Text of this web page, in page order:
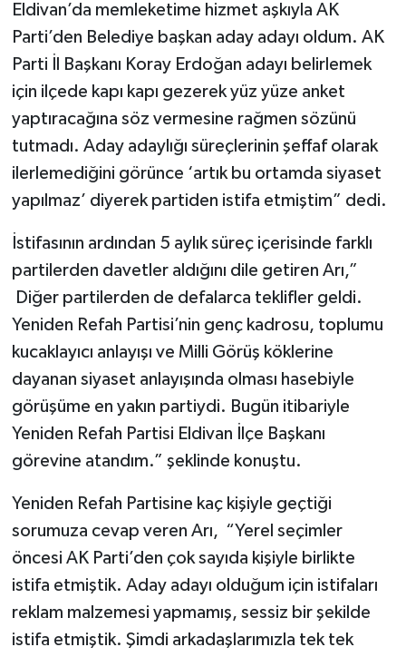
Eldivan’da memleketime hizmet aşkıyla AK
Parti’den Belediye başkan aday adayı oldum. AK
Parti İl Başkanı Koray Erdoğan adayı belirlemek
için ilçede kapı kapı gezerek yüz yüze anket
yaptıracağına söz vermesine rağmen sözünü
tutmadı. Aday adaylığı süreçlerinin şeffaf olarak
ilerlemediğini görünce ‘artık bu ortamda siyaset
yapılmaz’ diyerek partiden istifa etmiştim” dedi.
İstifasının ardından 5 aylık süreç içerisinde farklı
partilerden davetler aldığını dile getiren Arı,”
Diğer partilerden de defalarca teklifler geldi.
Yeniden Refah Partisi’nin genç kadrosu, toplumu
kucaklayıcı anlayışı ve Milli Görüş köklerine
dayanan siyaset anlayışında olması hasebiyle
görüşüme en yakın partiydi. Bugün itibariyle
Yeniden Refah Partisi Eldivan İlçe Başkanı
görevine atandım.” şeklinde konuştu.
Yeniden Refah Partisine kaç kişiyle geçtiği
sorumuza cevap veren Arı, “Yerel seçimler
öncesi AK Parti’den çok sayıda kişiyle birlikte
istifa etmiştik. Aday adayı olduğum için istifaları
reklam malzemesi yapmamış, sessiz bir şekilde
istifa etmiştik. Şimdi arkadaşlarımızla tek tek